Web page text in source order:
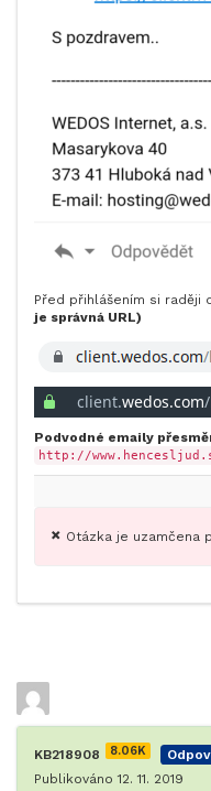
Před přihlášením si raději
je správná URL)
Podvodné emaily
http://
Otázka je uzamčena
KB218908 8.06K
Publikováno 12. 11. 2019